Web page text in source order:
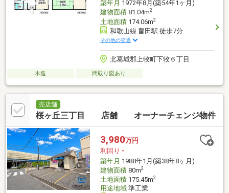
築年月 1972年8月(築54年1ヶ月)
建物面積81.04m2
土地面積174.06m2
和歌山線 畠田駅 徒歩7分
その他の交通
北葛城郡上牧町下牧６丁目
木造 間取り図あり
売店舗
桜ヶ丘三丁目 店舗 オーナーチェンジ物件
3,980万円
利回り -
築年月 1988年1月(築38年8ヶ月)
建物面積80m2
土地面積175.45m2
用途地域準工業